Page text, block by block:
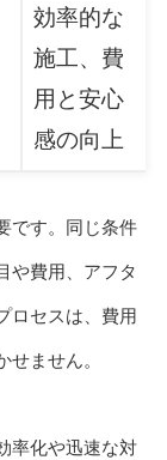
効率的な
施工、費
用と安心
感の向上
です。同じ条件
や費用、アフタ
ロセスは、費用
ません。
率化や迅速な対